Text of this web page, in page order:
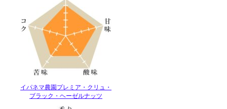
イパネマ農園プレミア・クリュ・
ブラック・ヘーゼルナッツ